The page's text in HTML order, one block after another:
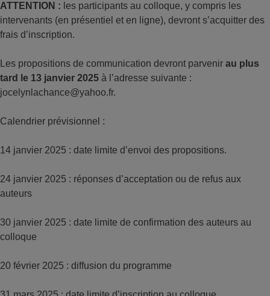
ATTENTION : les participants au colloque, y compris les
intervenants (en présentiel et en ligne), devront s’acquitter des
frais d’inscription.
Les propositions de communication devront parvenir au plus
tard le 13 janvier 2025 à l’adresse suivante :
jocelynlachance@yahoo.fr.
Calendrier prévisionnel :
14 janvier 2025 : date limite d’envoi des propositions.
24 janvier 2025 : réponses d’acceptation ou de refus aux
auteurs
30 janvier 2025 : date limite de confirmation des auteurs au
colloque
20 février 2025 : diffusion du programme